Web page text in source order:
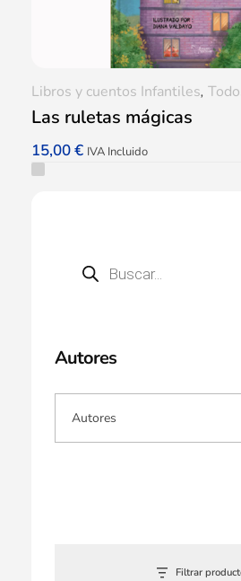
Las ruletas mágicas
15,00€ IVA Incluido
Libros y cuentos Infantiles,
Autores
Filtrar